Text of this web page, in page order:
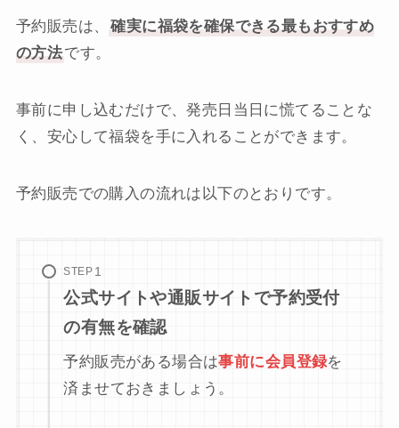
予約販売は、
確実に福袋を確保できる最もおすすめ
の方法です。
事前に申し込むだけで、発売日当日に慌てることな
く、安心して福袋を手に入れることができます。
予約販売での購入の流れは以下のとおりです。
STEP
公式サイトや通販サイトで予約受付
の有無を確認
予約販売がある場合は事前に会員登録を
済ませておきましょう。